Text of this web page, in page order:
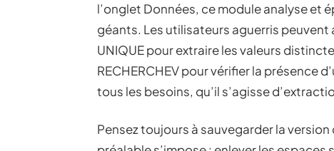
l’onglet Données, ce module analyse et
géants. Les utilisateurs aguerris peuvent
UNIQUE pour extraire les valeurs
RECHERCHEV pour vérifier la présence
tous les besoins, qu’il s’agisse
Pensez toujours à sauvegarder la